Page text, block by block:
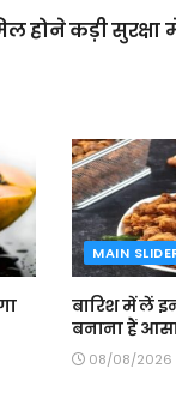
होने कड़ी सुरक्षा
MAIN
बारिश में लें
बनाना हैं
08/08/2026